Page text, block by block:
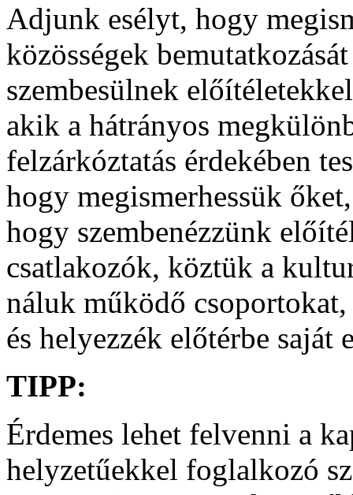
Adjunk esélyt, hogy
közösségek
szembesülnek
akik a hátrányos
felzárkóztatás érdekében
hogy megismerhessük
hogy szembenézzünk
csatlakozók, köztük a
náluk működő csoportokat,
és helyezzék előtérbe saját
TIPP:
Érdemes lehet felvenni a
helyzetűekkel foglalkozó